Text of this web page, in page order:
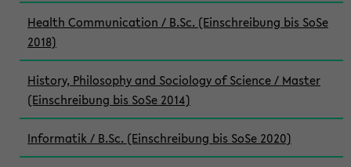
Health Communication / B.Sc. (Einschreibung bis SoSe
2018)
History, Philosophy and Sociology of Science / Master
(Einschreibung bis SoSe 2014)
Informatik / B.Sc. (Einschreibung bis SoSe 2020)